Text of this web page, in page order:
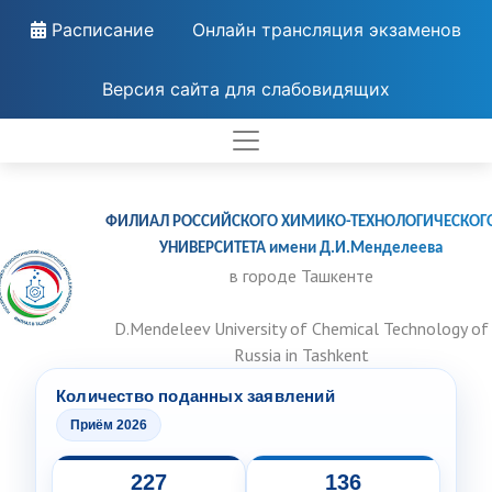
Расписание Онлайн трансляция экзаменов
Версия сайта для слабовидящих
ФИЛИАЛ РОССИЙСКОГО ХИМИКО-
УНИВЕРСИТЕТА имени Д.И.Менделеева
в городе Ташкенте
D.Mendeleev University of Chemical Technology of
Russia in Tashkent
Количество поданных заявлений
Приём 2026
227 136